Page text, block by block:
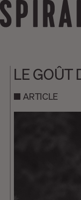
LE GOÛT
ARTICLE